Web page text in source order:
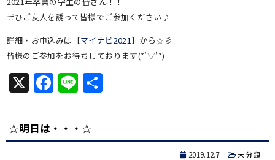
ぜひご友人を誘って皆様でご参加ください♪
詳細・お申込みは【マイナビ2021】から☆彡
皆様のご参加をお待ちしております(*’▽’*)
X Facebook
Line共
☆明日は・・・☆
2019.12.7 未分類